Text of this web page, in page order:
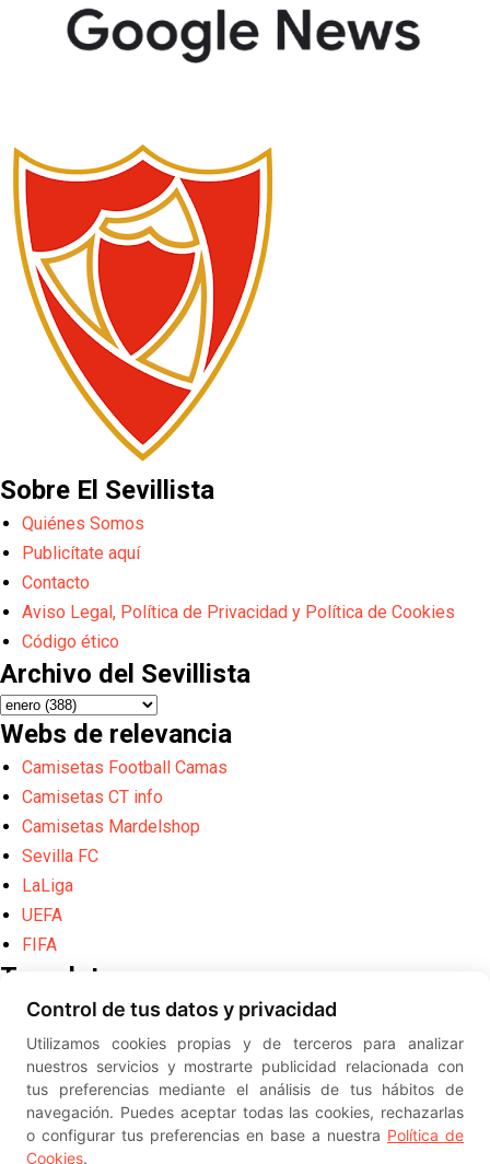
Sobre El Sevillista
Quiénes Somos
Publicítate aquí
Contacto
Aviso Legal, Política de Privacidad y Política de Cookies
Código ético
Archivo del Sevillista
Webs de relevancia
Camisetas Football Camas
Camisetas CT info
Camisetas Mardelshop
Sevilla FC
LaLiga
UEFA
FIFA
Translate
Powered by
Translate
Diseño web creado por Erick
© ElSevillista.es - Información sobre
el Sevilla FC, Sevilla Atlético, Sevilla Femenino y su Cantera
-- --
Control de tus datos y privacidad
Utilizamos cookies propias y de terceros para analizar
nuestros servicios y mostrarte publicidad relacionada con
tus preferencias mediante el análisis de tus hábitos de
navegación. Puedes aceptar todas las cookies, rechazarlas
o configurar tus preferencias en base a nuestra Política de
Cookies.
2026